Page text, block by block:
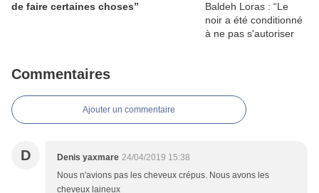
de faire certaines choses”
Commentaires
Ajouter un commentaire
D Denis yaxmare 24/04/2019 15:38
Nous n'avions pas les cheveux crépus. Nous avons les
cheveux laineux